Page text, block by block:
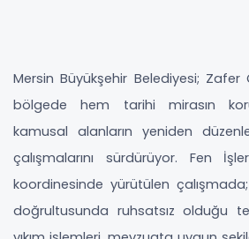
Mersin Büyükşehir Belediyesi; Zafer
bölgede hem tarihi mirasın
kamusal alanların yeniden
çalışmalarını sürdürüyor. Fen
koordinesinde yürütülen
doğrultusunda ruhsatsız olduğu